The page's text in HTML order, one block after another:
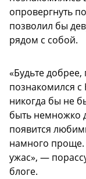
опровергнуть
позволил бы
рядом с собой.
«Будьте
познакомился с
никогда бы не
быть немножко
появится
намного проще.
ужас», —
блоге.